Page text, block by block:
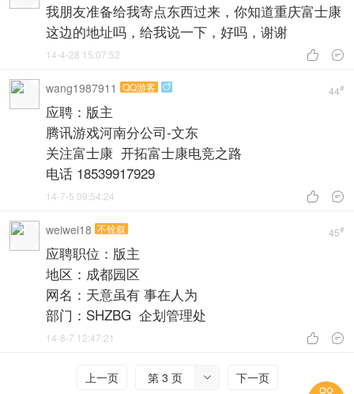
我朋友准备给我寄点东西过来，你知道重庆富士康
这边的地址吗，给我说一下，好吗，谢谢
 
14-4-28 15:07:52
44#
wang1987911 QQ游客 
应聘：版主
腾讯游戏河南分公司-文东
关注富士康 开拓富士康电竞之路
电话 18539917929
 
14-7-5 09:54:24
45#
weiwei18 不铨叙
应聘职位：版主
地区：成都园区
网名：天意虽有 事在人为
部门：SHZBG 企划管理处
 
14-8-7 12:47:21
上一页 
第 3 页 下一页